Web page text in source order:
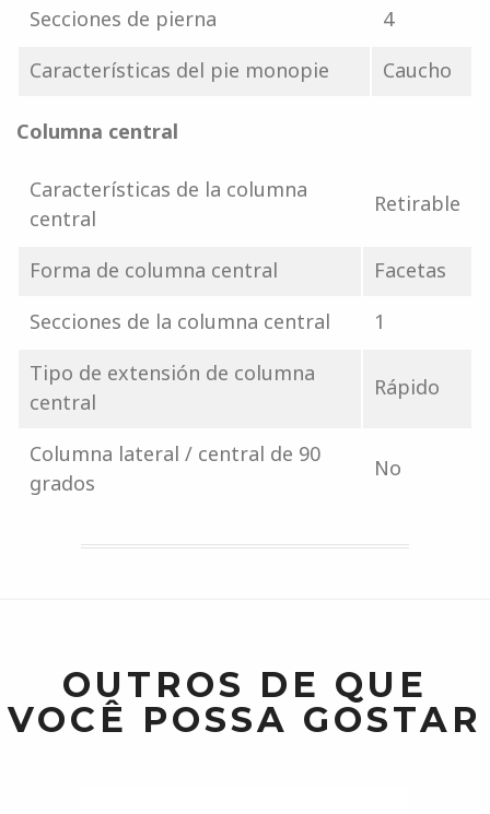
Secciones de pierna
4
Características del pie monopie
Caucho
Columna central
Características de la columna
central
Retirable
Forma de columna central
Facetas
Secciones de la columna central
1
Tipo de extensión de columna
central
Rápido
Columna lateral / central de 90
grados
No
OUTROS DE QUE
VOCÊ POSSA GOSTAR